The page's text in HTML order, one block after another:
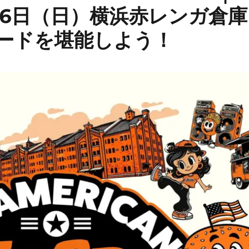
日（日）横浜赤レンガ倉庫
ドを堪能しよう！